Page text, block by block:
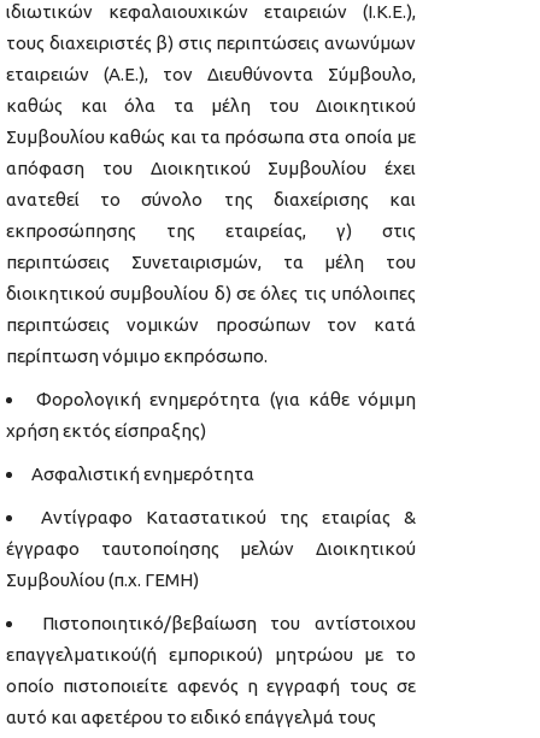
ιδιωτικών κεφαλαιουχικών εταιρειών (Ι.Κ.Ε.),
τους διαχειριστές β) στις περιπτώσεις ανωνύμων
εταιρειών (Α.Ε.), τον Διευθύνοντα Σύμβουλο,
καθώς και όλα τα μέλη του Διοικητικού
Συμβουλίου καθώς και τα πρόσωπα στα οποία με
απόφαση του Διοικητικού Συμβουλίου έχει
ανατεθεί το σύνολο της διαχείρισης και
εκπροσώπησης της εταιρείας, γ) στις
περιπτώσεις Συνεταιρισμών, τα μέλη του
διοικητικού συμβουλίου δ) σε όλες τις υπόλοιπες
περιπτώσεις νομικών προσώπων τον κατά
περίπτωση νόμιμο εκπρόσωπο.
Φορολογική ενημερότητα (για κάθε νόμιμη
χρήση εκτός είσπραξης)
Ασφαλιστική ενημερότητα
Αντίγραφο Καταστατικού της εταιρίας &
έγγραφο ταυτοποίησης μελών Διοικητικού
Συμβουλίου (π.χ. ΓΕΜΗ)
Πιστοποιητικό/βεβαίωση του αντίστοιχου
επαγγελματικού(ή εμπορικού) μητρώου με το
οποίο πιστοποιείτε αφενός η εγγραφή τους σε
αυτό και αφετέρου το ειδικό επάγγελμά τους